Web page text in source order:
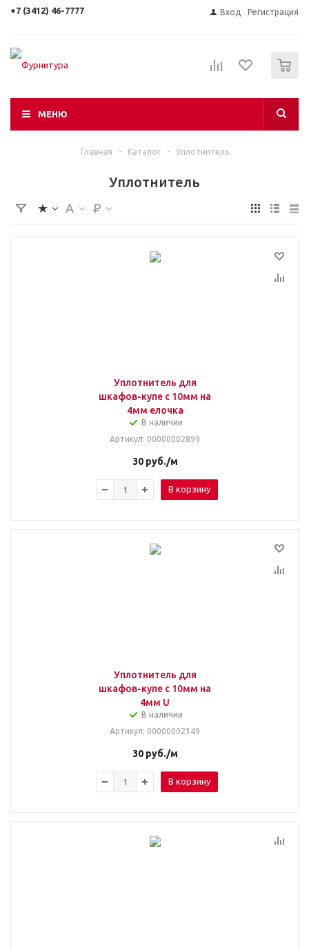
+7 (3412) 46-7777 Вход Регистрация
МЕНЮ
Главная - Каталог - Уплотнитель
Уплотнитель
Уплотнитель для
шкафов-купе с 10мм на
4мм елочка
В наличии
Артикул: 00000002899
30руб./м
В корзину
Уплотнитель для
шкафов-купе с 10мм на
4мм U
В наличии
Артикул: 00000002349
30руб./м
В корзину